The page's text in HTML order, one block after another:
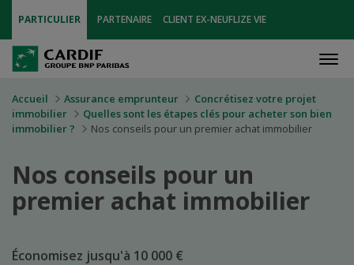
PARTICULIER PARTENAIRE CLIENT EX-NEUFLIZE VIE
Accueil Assurance emprunteur
Concrétisez votre projet
immobilier
Quelles sont les étapes clés pour acheter son bien
immobilier ?
Nos conseils pour un premier achat immobilier
Nos conseils pour un
premier achat immobilier
Économisez jusqu'à 10 000 €